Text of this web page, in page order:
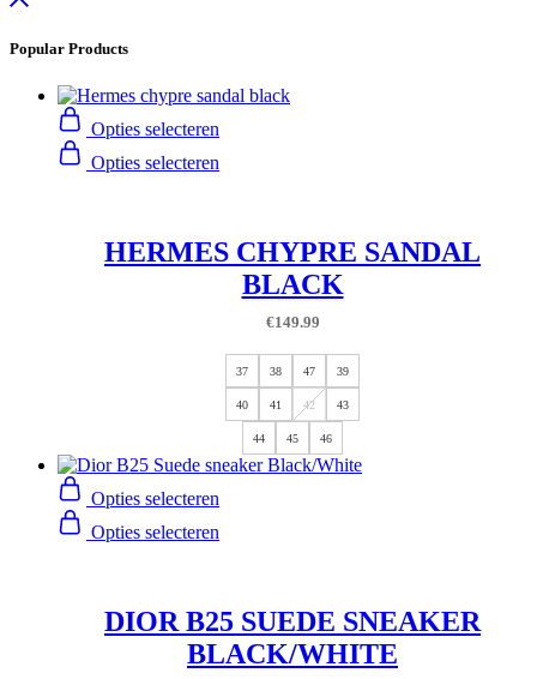
Popular Products
Opties selecteren
Opties selecteren
HERMES CHYPRE SANDAL
BLACK
€149.99
37 38 47 39
40 41 42 43
44 45 46
Opties selecteren
Opties selecteren
DIOR B25 SUEDE SNEAKER
BLACK/WHITE